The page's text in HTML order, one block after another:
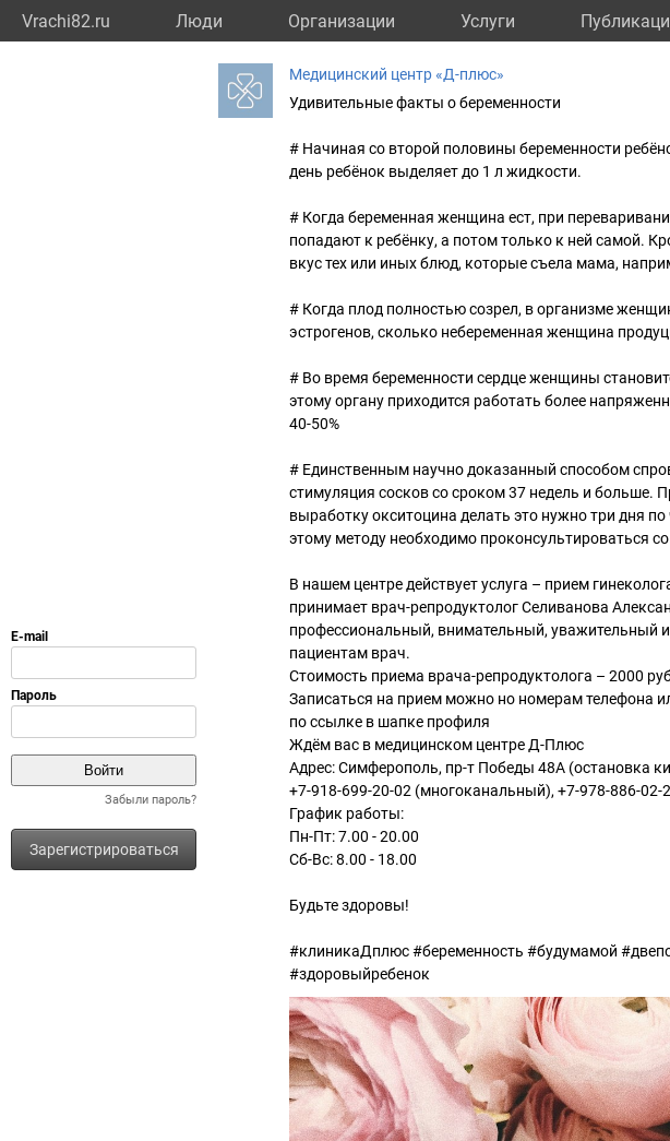
Vrachi82.ru Люди Организации Услуги
Забыли пароль?
Зарегистрироваться
Медицинский центр «Д-плюс»
Удивительные факты о беременности
# Начиная со второй половины беременности
день ребёнок выделяет до 1 л жидкости.
# Когда беременная женщина ест, при
попадают к ребёнку, а потом только к ней самой.
вкус тех или иных блюд, которые съела мама,
# Когда плод полностью созрел, в организме
эстрогенов, сколько небеременная женщина
# Во время беременности сердце женщины
этому органу приходится работать более
40-50%
# Единственным научно доказанный способом
стимуляция сосков со сроком 37 недель и больше.
выработку окситоцина делать это нужно три дня
этому методу необходимо проконсультироваться
В нашем центре действует услуга – прием
принимает врач-репродуктолог Селиванова
профессиональный, внимательный, уважительный
пациентам врач.
Стоимость приема врача-репродуктолога – 2000
Записаться на прием можно но номерам телефона
по ссылке в шапке профиля
Ждём вас в медицинском центре Д-Плюс
Адрес: Симферополь, пр-т Победы 48А (остановка
+7-918-699-20-02 (многоканальный), +7-978-886-
График работы:
Пн-Пт: 7.00 - 20.00
Сб-Вс: 8.00 - 18.00
Будьте здоровы!
#клиникаДплюс #беременность #будумамой
#здоровыйребенок